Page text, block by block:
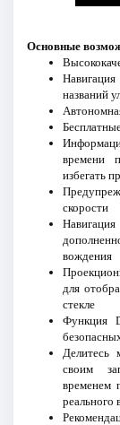
Основные
названий
времени
избегать
скорости
вождения
для
стекле
Функция
своим
временем
реального